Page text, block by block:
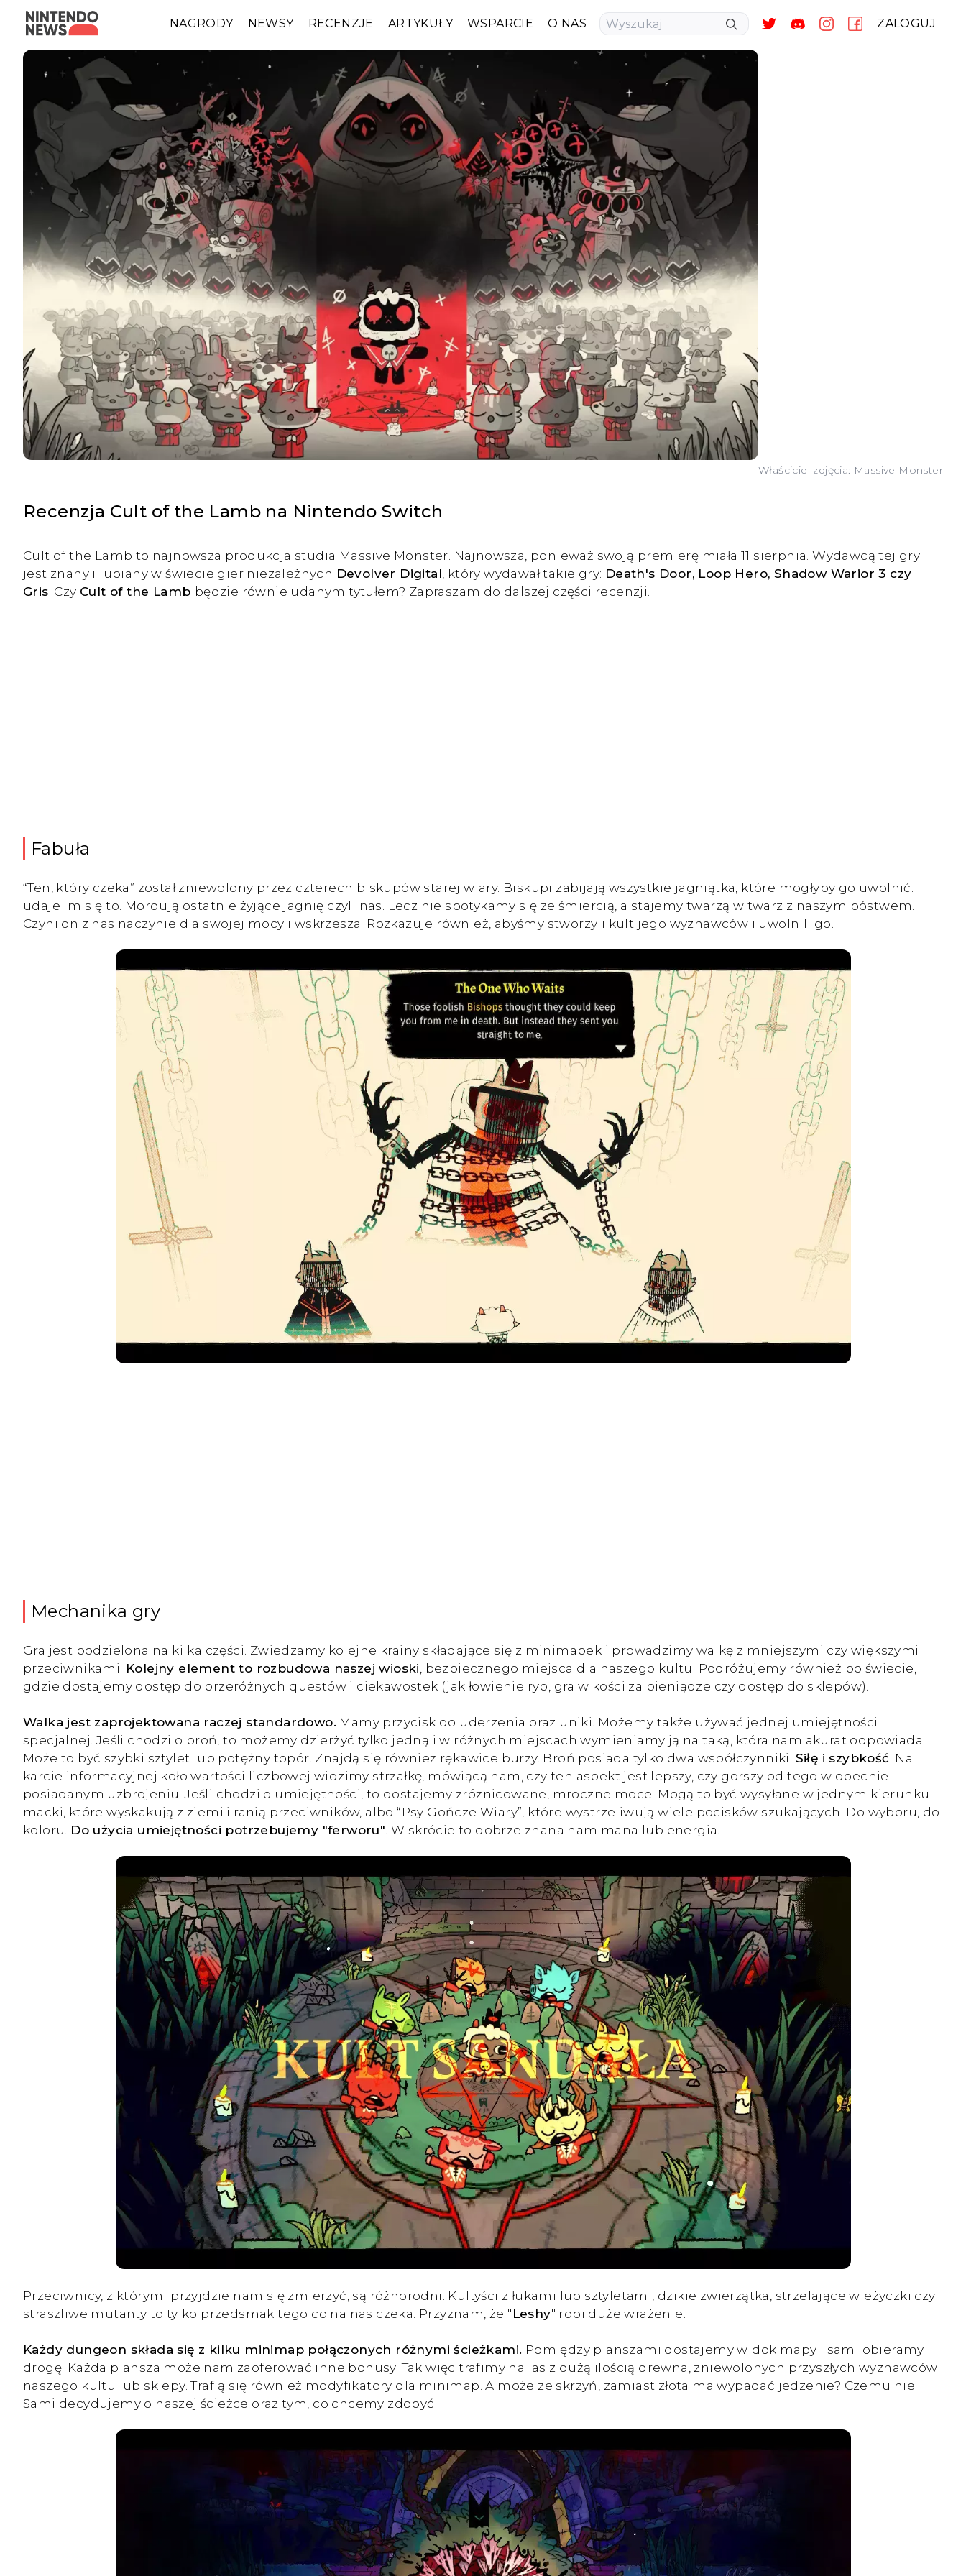
NAGRODY NEWSY RECENZJE ARTYKUŁY WSPARCIE O NAS ZALOGUJ
Właściciel zdjęcia: Massive Monster
Recenzja Cult of the Lamb na Nintendo Switch
Cult of the Lamb to najnowsza produkcja studia Massive Monster. Najnowsza, ponieważ swoją premierę miała 11 sierpnia. Wydawcą tej gry
jest znany i lubiany w świecie gier niezależnych Devolver Digital , który wydawał takie gry: Death's Door, Loop Hero, Shadow Warior 3 czy
Gris . Czy Cult of the Lamb będzie równie udanym tytułem? Zapraszam do dalszej części recenzji.
Fabuła
“Ten, który czeka” został zniewolony przez czterech biskupów starej wiary. Biskupi zabijają wszystkie jagniątka, które mogłyby go uwolnić. I
udaje im się to. Mordują ostatnie żyjące jagnię czyli nas. Lecz nie spotykamy się ze śmiercią, a stajemy twarzą w twarz z naszym bóstwem.
Czyni on z nas naczynie dla swojej mocy i wskrzesza. Rozkazuje również, abyśmy stworzyli kult jego wyznawców i uwolnili go.
Mechanika gry
Gra jest podzielona na kilka części. Zwiedzamy kolejne krainy składające się z minimapek i prowadzimy walkę z mniejszymi czy większymi
przeciwnikami. Kolejny element to rozbudowa naszej wioski , bezpiecznego miejsca dla naszego kultu. Podróżujemy również po świecie,
gdzie dostajemy dostęp do przeróżnych questów i ciekawostek (jak łowienie ryb, gra w kości za pieniądze czy dostęp do sklepów).
Walka jest zaprojektowana raczej standardowo. Mamy przycisk do uderzenia oraz uniki. Możemy także używać jednej umiejętności
specjalnej. Jeśli chodzi o broń, to możemy dzierżyć tylko jedną i w różnych miejscach wymieniamy ją na taką, która nam akurat odpowiada.
Może to być szybki sztylet lub potężny topór. Znajdą się również rękawice burzy. Broń posiada tylko dwa współczynniki. Siłę i szybkość . Na
karcie informacyjnej koło wartości liczbowej widzimy strzałkę, mówiącą nam, czy ten aspekt jest lepszy, czy gorszy od tego w obecnie
posiadanym uzbrojeniu. Jeśli chodzi o umiejętności, to dostajemy zróżnicowane, mroczne moce. Mogą to być wysyłane w jednym kierunku
macki, które wyskakują z ziemi i ranią przeciwników, albo “Psy Gończe Wiary”, które wystrzeliwują wiele pocisków szukających. Do wyboru, do
koloru. Do użycia umiejętności potrzebujemy "ferworu" . W skrócie to dobrze znana nam mana lub energia.
Przeciwnicy, z którymi przyjdzie nam się zmierzyć, są różnorodni. Kultyści z łukami lub sztyletami, dzikie zwierzątka, strzelające wieżyczki czy
straszliwe mutanty to tylko przedsmak tego co na nas czeka. Przyznam, że "Leshy" robi duże wrażenie.
Każdy dungeon składa się z kilku minimap połączonych różnymi ścieżkami. Pomiędzy planszami dostajemy widok mapy i sami obieramy
drogę. Każda plansza może nam zaoferować inne bonusy. Tak więc trafimy na las z dużą ilością drewna, zniewolonych przyszłych wyznawców
naszego kultu lub sklepy. Trafią się również modyfikatory dla minimap. A może ze skrzyń, zamiast złota ma wypadać jedzenie? Czemu nie.
Sami decydujemy o naszej ścieżce oraz tym, co chcemy zdobyć.